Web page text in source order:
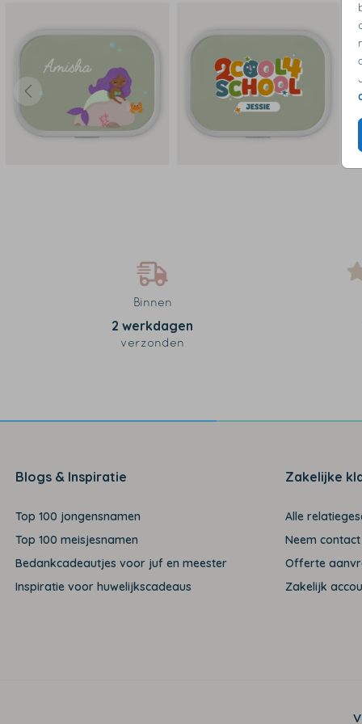
Binnen
2 werkdagen
verzonden
Blogs & Inspiratie
Top 100 jongensnamen
Top 100 meisjesnamen
Bedankcadeautjes voor juf en meester
Inspiratie voor huwelijkscadeaus
Zakelijke
Alle
Neem
Offerte
Zakelijk